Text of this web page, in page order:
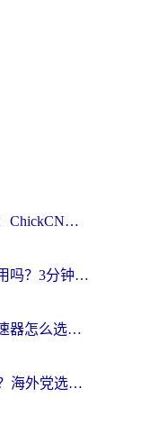
海外党选回国加速器不用愁：ChickCN和洞见哪个好？一篇搞定所有疑问
海外党必看：迅游和老王好用吗？3分钟选对加速国内网络的加速器
海外党必看：类似归雁的加速器怎么选？一篇搞定无缝访问国内资源
斧牛和极速穿梭VPN哪个好？海外党选回国加速器必看的真实对比与避坑指南